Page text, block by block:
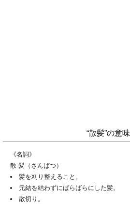
“散髪”の意味
《名詞》
散 髪（さんぱつ）
髪を刈り整えること。
元結を結わずにばらばらにした髪。
散切り。